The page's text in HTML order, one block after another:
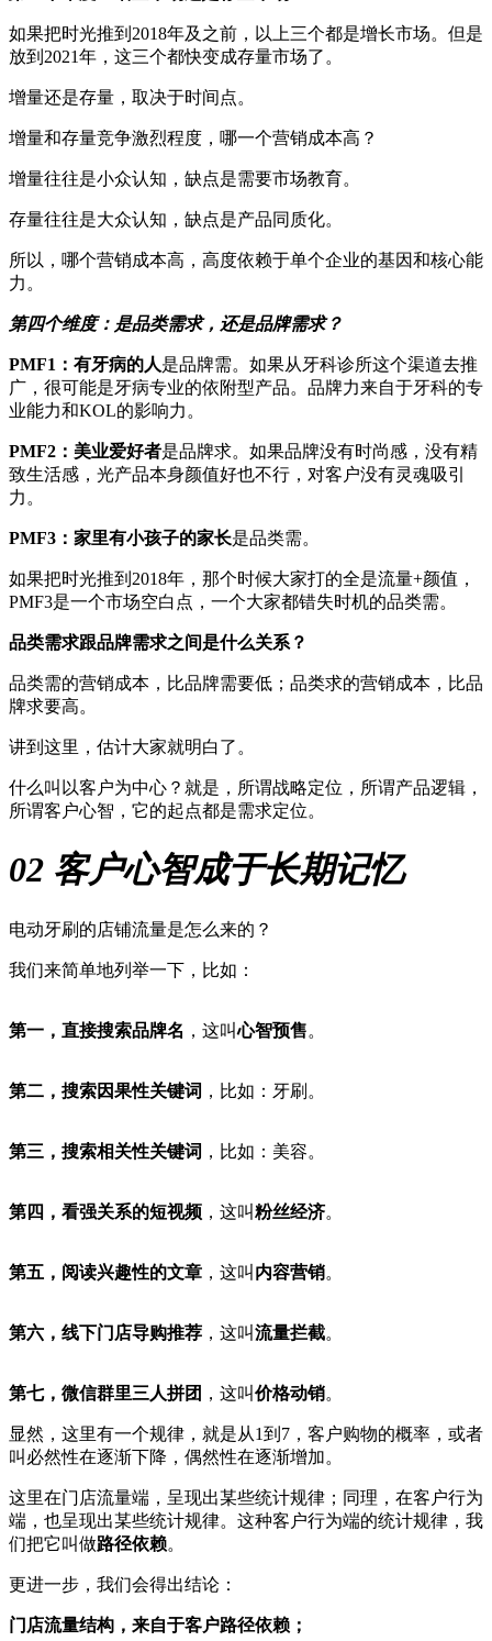
如果把时光推到2018年及之前，以上三个都是增长市场。但是
放到2021年，这三个都快变成存量市场了。
增量还是存量，取决于时间点。
增量和存量竞争激烈程度，哪一个营销成本高？
增量往往是小众认知，缺点是需要市场教育。
存量往往是大众认知，缺点是产品同质化。
所以，哪个营销成本高，高度依赖于单个企业的基因和核心能
力。
第四个维度：是品类需求，还是品牌需求？
PMF1： 有牙病的人是品牌需。如果从牙科诊所这个渠道去推
广，很可能是牙病专业的依附型产品。品牌力来自于牙科的专
业能力和KOL的影响力。
PMF2 ：美业爱好者是品牌求。如果品牌没有时尚感，没有精
致生活感，光产品本身颜值好也不行，对客户没有灵魂吸引
力。
PMF3 ： 家里有小孩子的家长是品类需。
如果把时光推到2018年，那个时候大家打的全是流量+颜值，
PMF3是一个市场空白点，一个大家都错失时机的品类需。
品类需求跟品牌需求之间是什么关系？
品类需的营销成本，比品牌需要低；品类求的营销成本，比品
牌求要高。
讲到这里，估计大家就明白了。
什么叫以客户为中心？就是，所谓战略定位，所谓产品逻辑，
所谓客户心智，它的起点都是需求定位。
02 客户心智成于长期记忆
电动牙刷的店铺流量是怎么来的？
我们来简单地列举一下，比如：
第一，直接搜索品牌名 ，这叫心智预售。
第二，搜索因果性关键词 ，比如：牙刷。
第三，搜索相关性关键词 ，比如：美容。
第四，看强关系的短视频 ，这叫粉丝经济。
第五，阅读兴趣性的文章 ，这叫 内容营销。
第六，线下门店导购推荐 ，这叫流量拦截。
第七，微信群里三人拼团 ，这叫价格动销。
显然，这里有一个规律，就是从1到7，客户购物的概率，或者
叫必然性在逐渐下降，偶然性在逐渐增加。
这里在门店流量端，呈现出某些统计规律；同理，在客户行为
端，也呈现出某些统计规律。这种客户行为端的统计规律，我
们把它叫做路径依赖。
更进一步，我们会得出结论：
门店流量结构，来自于客户路径依赖；